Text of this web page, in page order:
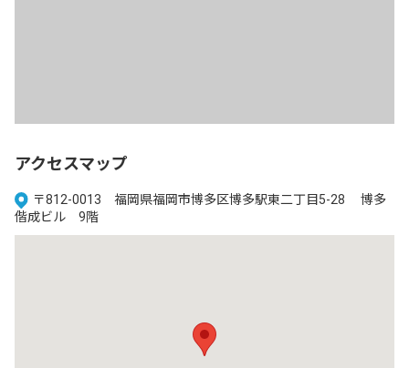
アクセスマップ
〒812-0013 福岡県福岡市博多区博多駅東二丁目5-28 博多
偕成ビル 9階